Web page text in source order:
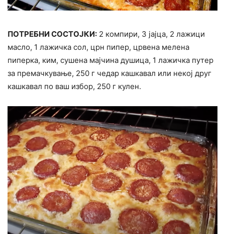
ПОТРЕБНИ СОСТОЈКИ: 2 компири, 3 јајца, 2 лажици
масло, 1 лажичка сол, црн пипер, црвена мелена
пиперка, ким, сушена мајчина душица, 1 лажичка путер
за премачкување, 250 г чедар кашкавал или некој друг
кашкавал по ваш избор, 250 г кулен.